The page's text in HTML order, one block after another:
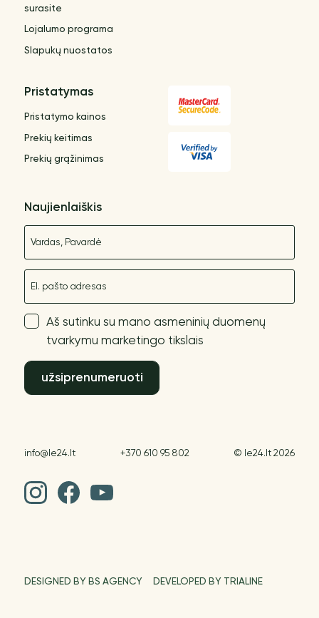
surasite
Lojalumo programa
Slapukų nuostatos
Pristatymas
Pristatymo kainos
Prekių keitimas
Prekių grąžinimas
Naujienlaiškis
Aš sutinku su mano asmeninių duomenų
tvarkymu marketingo tikslais
užsiprenumeruoti
info@le24.lt +370 610 95 802 © le24.lt 2026
DESIGNED BY BS AGENCY DEVELOPED BY TRIALINE